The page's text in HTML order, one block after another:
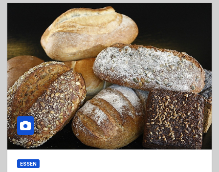
ESSEN